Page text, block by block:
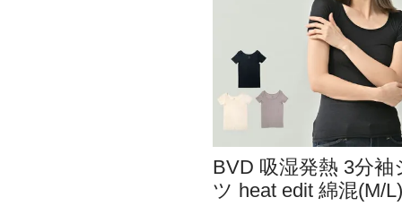
BVD 吸湿発熱 3分袖
ツ heat edit 綿混(M/